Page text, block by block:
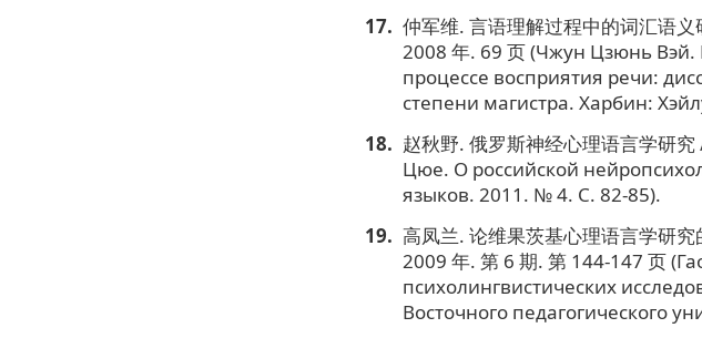
仲军维. 言语理解过程中的词汇语
2008 年. 69 页 (Чжун Цзюнь Вэй.
процессе восприятия речи:
степени магистра. Харбин:
赵秋野. 俄罗斯神经心理语言学研
Цюе. О российской
языков. 2011. № 4. С. 82-85).
高凤兰. 论维果茨基心理语言学研
2009 年. 第 6 期. 第 144-147 页
психолингвистических
Восточного педагогического